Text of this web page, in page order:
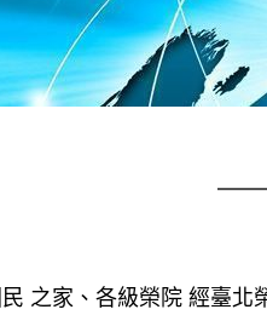
之家、各級榮院 經臺北